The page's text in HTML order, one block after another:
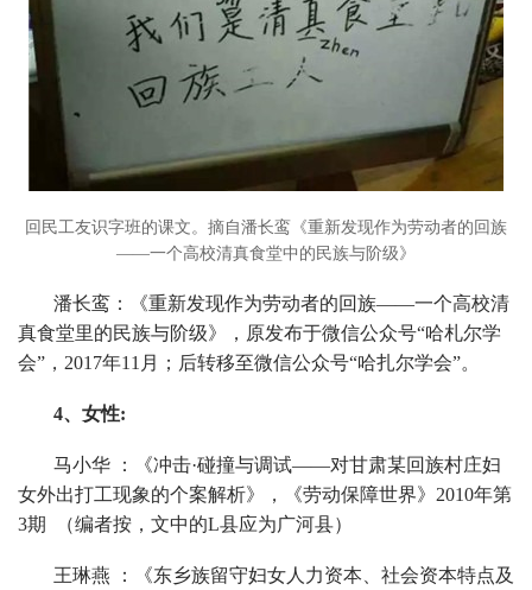
回民工友识字班的课文。摘自潘长鸾《重新发现作为劳动者的回族
——一个高校清真食堂中的民族与阶级》
潘长鸾：《重新发现作为劳动者的回族——一个高校清
真食堂里的民族与阶级》，原发布于微信公众号“哈札尔学
会”，2017年11月；后转移至微信公众号“哈扎尔学会”。
4、女性:
马小华 ：《冲击·碰撞与调试——对甘肃某回族村庄妇
女外出打工现象的个案解析》，《劳动保障世界》2010年第
3期 （编者按，文中的L县应为广河县）
王琳燕 ：《东乡族留守妇女人力资本、社会资本特点及